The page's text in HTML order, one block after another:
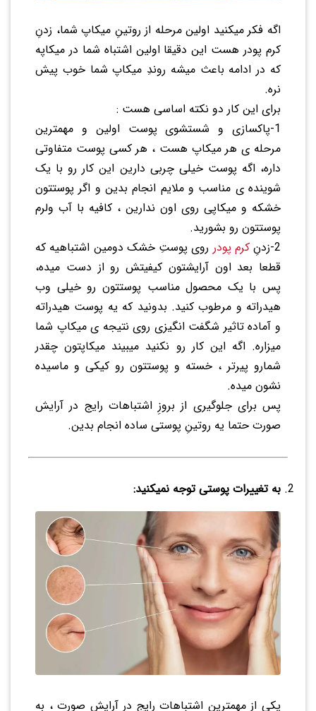
اگه فکر میکنید اولین مرحله از روتینِ میکاپ شما، زدنِ
کرم پودر هست این دقیقا اولین اشتباه شما در میکاپه
که در ادامه باعث میشه روندِ میکاپ شما خوب پیش
نره.
برای این کار دو نکته اساسی هست :
1-پاکسازی و شستشوی پوست اولین و مهمترین
مرحله ی هر میکاپ هست ، هر کسی پوست متفاوتی
داره، اگه پوست خیلی چربی دارین این کار رو با یک
شوینده ی مناسب و ملایم انجام بدین و اگر پوستتون
خشکه و میکاپی روی اون ندارین ، کافیه با آب ولرم
پوستتون رو بشورید.
2-زدنِ
کرم پودر روی پوستِ خشک دومین اشتباهیه که
قطعا بعد اون آرایشتون کیفیتش رو از دست میده،
پس با یک محصول مناسب پوستتون رو خیلی وب
هیدراته و مرطوب کنید. بدونید که یه پوست هیدراته
و آماده تاثیر شگفت انگیزی روی نتیجه ی میکاپ شما
میزاره. اگه این کار رو نکنید میبیند میکاپتون چقدر
شمارو پیرتر ، خسته و پوستتون رو کیکی و ماسیده
نشون میده.
پس برای جلوگیری از بروزِ اشتباهات رایج در آرایش
صورت حتما یه روتینِ پوستی ساده انجام بدین.
به تغییرات پوستی توجه نمیکنید:
یکی از مهمترین اشتباهات رایج در آرایش صورت ، به